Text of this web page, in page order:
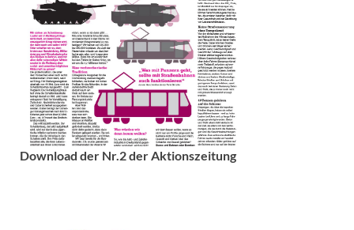
Download der Nr.2 der Aktionszeitung